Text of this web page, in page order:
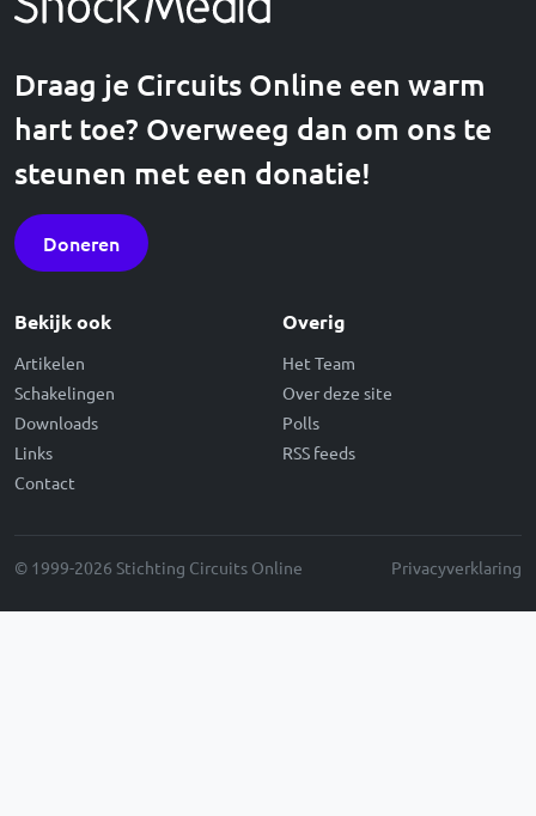
Draag je Circuits Online een warm
hart toe? Overweeg dan om ons te
steunen met een donatie!
Doneren
Bekijk ook
Artikelen
Schakelingen
Downloads
Links
Contact
Overig
Het Team
Over deze site
Polls
RSS feeds
© 1999-2026 Stichting Circuits Online Privacyverklaring